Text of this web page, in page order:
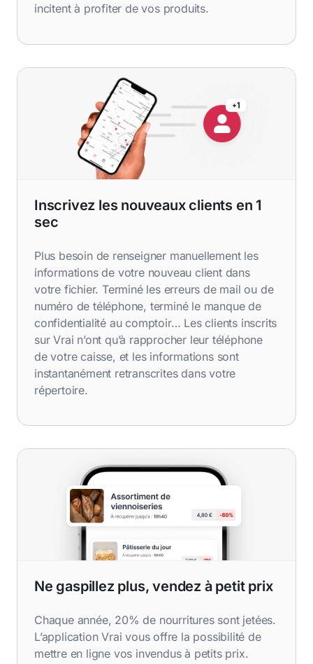
incitent à profiter de vos produits.
Inscrivez les nouveaux clients en 1
sec
Plus besoin de renseigner manuellement les
informations de votre nouveau client dans
votre fichier. Terminé les erreurs de mail ou de
numéro de téléphone, terminé le manque de
confidentialité au comptoir… Les clients inscrits
sur Vrai n’ont qu’à rapprocher leur téléphone
de votre caisse, et les informations sont
instantanément retranscrites dans votre
répertoire.
Ne gaspillez plus, vendez à petit prix
Chaque année, 20% de nourritures sont jetées.
L’application Vrai vous offre la possibilité de
mettre en ligne vos invendus à petits prix.